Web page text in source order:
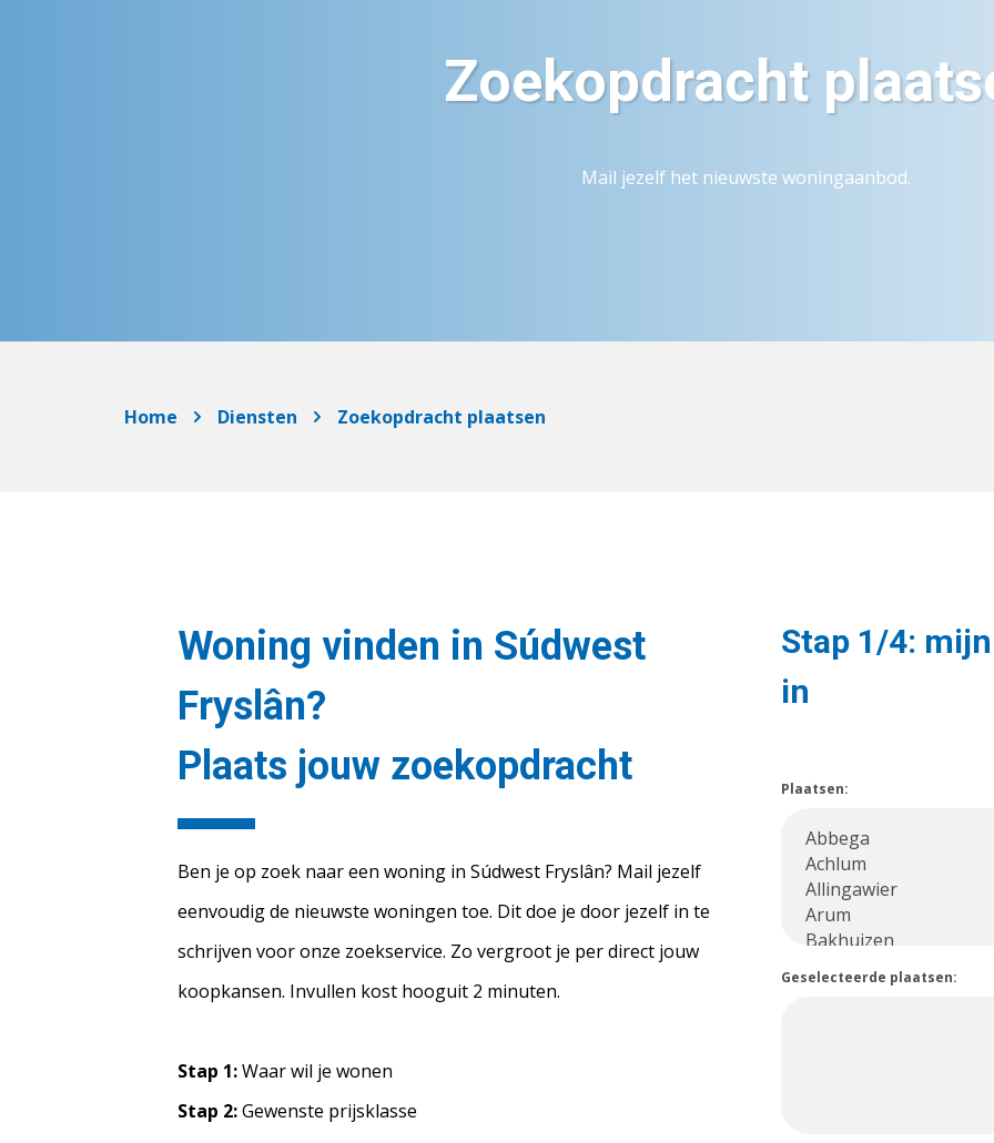
Zoekopdracht
Mail jezelf het nieuwste woningaanbod.
Home Diensten Zoekopdracht plaatsen
Woning vinden in Súdwest
Fryslân?
Plaats jouw zoekopdracht
Ben je op zoek naar een woning in Súdwest Fryslân? Mail jezelf
eenvoudig de nieuwste woningen toe. Dit doe je door jezelf in te
schrijven voor onze zoekservice. Zo vergroot je per direct jouw
koopkansen. Invullen kost hooguit 2 minuten.
Stap 1:Waar wil je wonen
Stap 2:Gewenste prijsklasse
Stap 1/4:
in
Plaatsen:
Geselecteerde plaatsen: